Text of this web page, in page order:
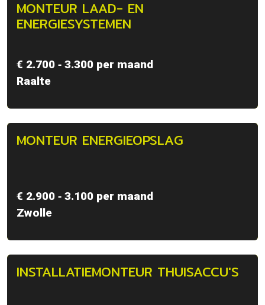
MONTEUR LAAD- EN
ENERGIESYSTEMEN
€ 2.700 ‐ 3.300 per maand
Raalte
MONTEUR ENERGIEOPSLAG
€ 2.900 ‐ 3.100 per maand
Zwolle
INSTALLATIEMONTEUR THUISACCU'S